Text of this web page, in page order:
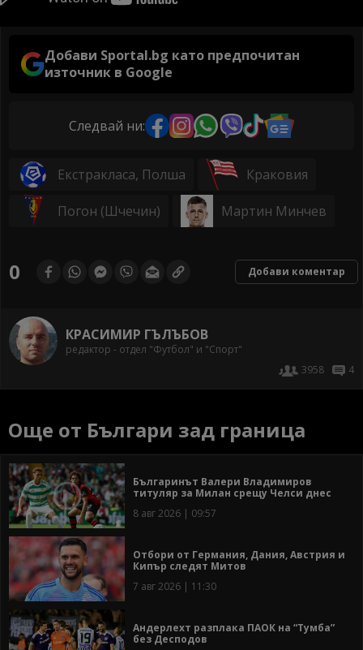
Добави Sportal.bg като предпочитан
източник в Google
Следвай ни:
Екстракласа, Полша Краковия
Погон (Шчечин) Мартин Минчев
0 Добави коментар
КРАСИМИР ГЪЛЪБОВ
редактор - отдел "Футбол" и "Спорт"
3958
4
Още от Българи зад граница
Българинът Валери Владимиров
титуляр за Милан срещу Челси днес
8 авг 2026 | 09:57
Отбори от Германия, Дания, Австрия и
Кипър следят Митов
7 авг 2026 | 11:30
Андерлехт разплака ПАОК на “Тумба”
без Десподов